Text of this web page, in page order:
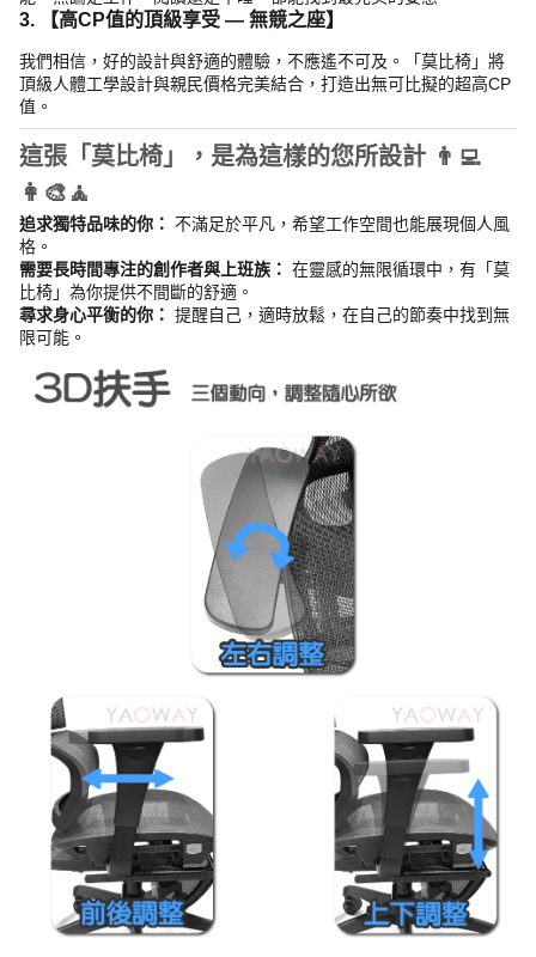
3. 【高CP值的頂級享受 — 無競之座】
我們相信，好的設計與舒適的體驗，不應遙不可及。「莫比椅」將
頂級人體工學設計與親民價格完美結合，打造出無可比擬的超高CP
值。
這張「莫比椅」，是為這樣的您所設計 👨‍💻
👩‍🎨🧘
追求獨特品味的你： 不滿足於平凡，希望工作空間也能展現個人風
格。
需要長時間專注的創作者與上班族： 在靈感的無限循環中，有「莫
比椅」為你提供不間斷的舒適。
尋求身心平衡的你： 提醒自己，適時放鬆，在自己的節奏中找到無
限可能。